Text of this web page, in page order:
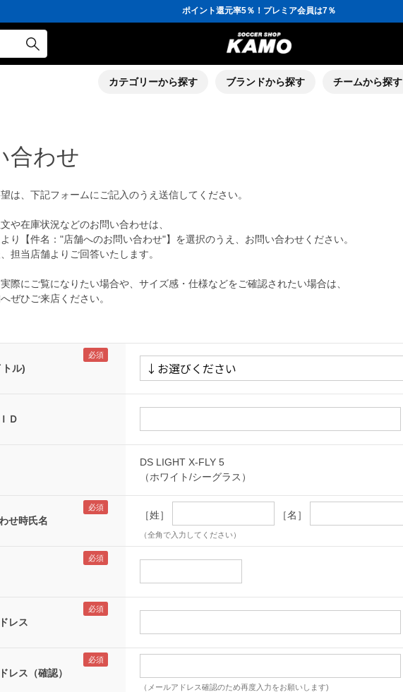
ポイント還元率5％！プレミア会員は7％
会員の方にはお誕生月に「10％OFFクーポン」プレゼント！
16,000円(税込)以上でシューズケースプレゼント！
3,300円(税込)以上で送料無料！
ポイント還元率5％！プレミア会員は7％
会員の方にはお誕生月に「10％OFFクーポン」プレゼント！
カテゴリーから探す ブランドから探す チームから探す
合わせ
は、下記フォームにご記入のうえ送信してください。
や在庫状況などのお問い合わせは、
り【件名："店舗へのお問い合わせ"】を選択のうえ、お問い合わせください。
担当店舗よりご回答いたします。
際にご覧になりたい場合や、サイズ感・仕様などをご確認されたい場合は、
ぜひご来店ください。
ル)
Ｄ
DS LIGHT X-FLY 5
（ホワイト/シーグラス）
せ時氏名 ［姓］ ［名］
（全角で入力してください）
レス
レス（確認）
（メールアドレス確認のため再度入力をお願いします)